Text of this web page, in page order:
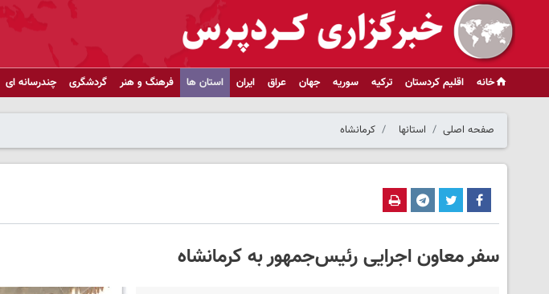
خانه اقلیم کردستان ترکیه سوریه جهان عراق ایران استان ها فرهنگ و هنر گردشگری چندرسانه ای
صفحه اصلی استانها کرمانشاه
سفر معاون اجرایی رئیس‌جمهور به کرمانشاه